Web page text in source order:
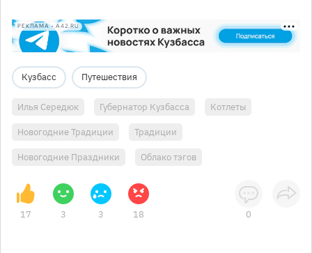
РЕКЛАМА • A42.RU
Кузбасс Путешествия
Илья Середюк Губернатор Кузбасса Котлеты
Новогодние Традиции Традиции
Новогодние Праздники Облако тэгов
17 3 3 18 0